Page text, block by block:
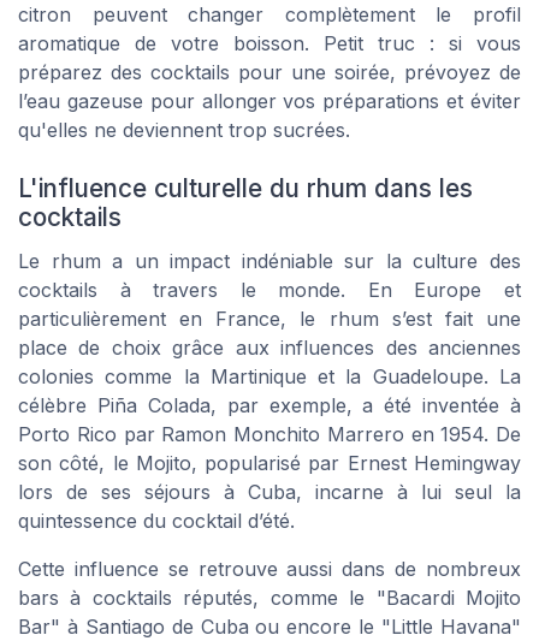
citron peuvent changer complètement le profil
aromatique de votre boisson. Petit truc : si vous
préparez des cocktails pour une soirée, prévoyez de
l’eau gazeuse pour allonger vos préparations et éviter
qu'elles ne deviennent trop sucrées.
L'influence culturelle du rhum dans les
cocktails
Le rhum a un impact indéniable sur la culture des
cocktails à travers le monde. En Europe et
particulièrement en France, le rhum s’est fait une
place de choix grâce aux influences des anciennes
colonies comme la Martinique et la Guadeloupe. La
célèbre Piña Colada, par exemple, a été inventée à
Porto Rico par Ramon Monchito Marrero en 1954. De
son côté, le Mojito, popularisé par Ernest Hemingway
lors de ses séjours à Cuba, incarne à lui seul la
quintessence du cocktail d’été.
Cette influence se retrouve aussi dans de nombreux
bars à cocktails réputés, comme le "Bacardi Mojito
Bar" à Santiago de Cuba ou encore le "Little Havana"